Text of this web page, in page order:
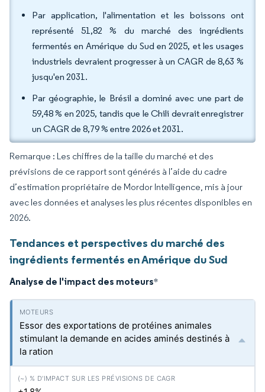
Par application, l'alimentation et les boissons ont
représenté 51,82 % du marché des ingrédients
fermentés en Amérique du Sud en 2025, et les usages
industriels devraient progresser à un CAGR de 8,63 %
jusqu'en 2031.
Par géographie, le Brésil a dominé avec une part de
59,48 % en 2025, tandis que le Chili devrait enregistrer
un CAGR de 8,79 % entre 2026 et 2031.
Remarque : Les chiffres de la taille du marché et des
prévisions de ce rapport sont générés à l’aide du cadre
d’estimation propriétaire de Mordor Intelligence, mis à jour
avec les données et analyses les plus récentes disponibles en
2026.
Tendances et perspectives du marché des
ingrédients fermentés en Amérique du Sud
Analyse de l'impact des moteurs*
Essor des exportations de protéines animales
stimulant la demande en acides aminés destinés à
la ration